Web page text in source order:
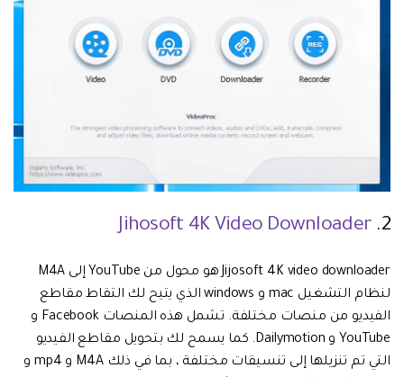
2.
Jihosoft 4K Video Downloader
Jijosoft 4K video downloader هو محول من YouTube إلى M4A
لنظام التشغيل mac و windows الذي يتيح لك التقاط مقاطع
الفيديو من منصات مختلفة. تشمل هذه المنصات Facebook و
YouTube و Dailymotion. كما يسمح لك بتحويل مقاطع الفيديو
التي تم تنزيلها إلى تنسيقات مختلفة ، بما في ذلك M4A و mp4 و